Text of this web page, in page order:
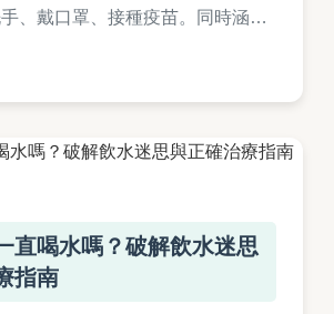
、戴口罩、接種疫苗。同時涵蓋
庭健康。內容基於醫學知識，適
讀。
直喝水嗎？破解飲水迷思
指南